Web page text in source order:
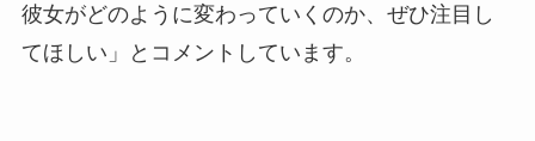
彼女がどのように変わっていくのか、ぜひ注目し
てほしい」とコメントしています。